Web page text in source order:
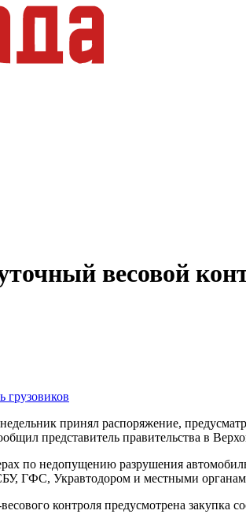
весовой
принял распоряжение,
представитель правительства в
по недопущению разрушения
ГФС, Укравтодором и местными
контроля предусмотрена